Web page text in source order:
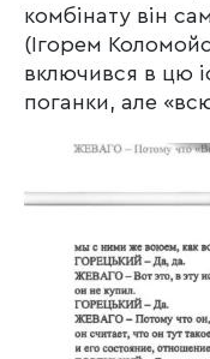
комбінату він
(Ігорем
включився в цю
поганки, але